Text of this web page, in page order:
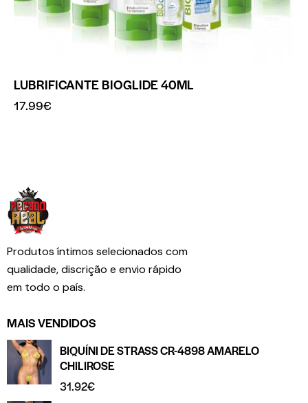
LUBRIFICANTE BIOGLIDE 40ML
17.99€
Produtos íntimos selecionados com
qualidade, discrição e envio rápido
em todo o país.
MAIS VENDIDOS
BIQUÍNI DE STRASS CR-4898 AMARELO
CHILIROSE
31.92€